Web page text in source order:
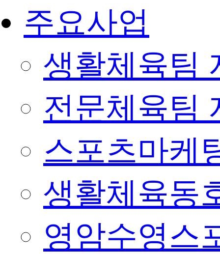
주요사업
생활체육팀
전문체육팀
스포츠마케
생활체육동
영암수영스